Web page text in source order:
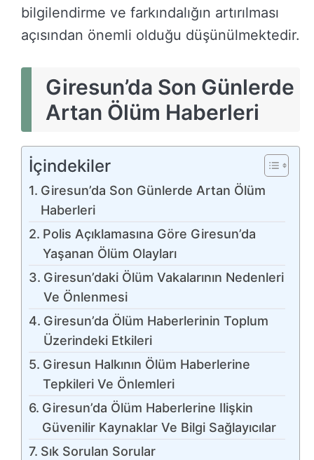
bilgilendirme ve farkındalığın artırılması
açısından önemli olduğu düşünülmektedir.
Giresun’da Son Günlerde
Artan Ölüm Haberleri
İçindekiler
Giresun’da Son Günlerde Artan Ölüm
Haberleri
Polis Açıklamasına Göre Giresun’da
Yaşanan Ölüm Olayları
Giresun’daki Ölüm Vakalarının Nedenleri
Ve Önlenmesi
Giresun’da Ölüm Haberlerinin Toplum
Üzerindeki Etkileri
Giresun Halkının Ölüm Haberlerine
Tepkileri Ve Önlemleri
Giresun’da Ölüm Haberlerine Ilişkin
Güvenilir Kaynaklar Ve Bilgi Sağlayıcılar
Sık Sorulan Sorular